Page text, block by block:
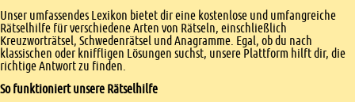
Unser umfassendes Lexikon bietet dir eine kostenlose und umfangreiche
Rätselhilfe für verschiedene Arten von Rätseln, einschließlich
Kreuzworträtsel, Schwedenrätsel und Anagramme. Egal, ob du nach
klassischen oder kniffligen Lösungen suchst, unsere Plattform hilft dir, die
richtige Antwort zu finden.
So funktioniert unsere Rätselhilfe